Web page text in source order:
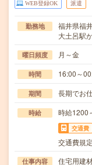
WEB登録OK 派遣
勤務地
福井県福
大土呂駅
曜日頻度 月～金
時間 16:00～
期間 長期でお
時給 時給1200
交通費
交通費規
仕事内容
住宅用建